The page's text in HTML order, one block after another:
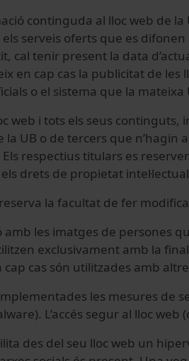
continguda al lloc web de
serveis oferts que es
cal tenir present la data
en cap cas la publicitat de les
o el sistema que la
web i tots els seus
UB o de tercers que n’hagin
Els respectius titulars es
drets de propietat
la facultat de fer
amb les imatges de persones
exclusivament amb la
cap cas són utilitzades amb
les mesures de
L’accés segur al lloc
des del seu lloc web un